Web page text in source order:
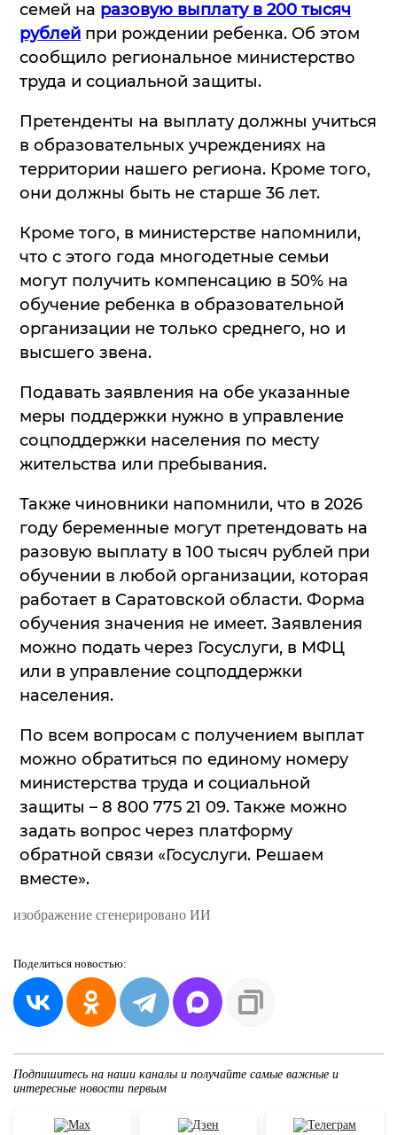
семей на разовую выплату в 200 тысяч
рублей при рождении ребенка. Об этом
сообщило региональное министерство
труда и социальной защиты.
Претенденты на выплату должны учиться
в образовательных учреждениях на
территории нашего региона. Кроме того,
они должны быть не старше 36 лет.
Кроме того, в министерстве напомнили,
что с этого года многодетные семьи
могут получить компенсацию в 50% на
обучение ребенка в образовательной
организации не только среднего, но и
высшего звена.
Подавать заявления на обе указанные
меры поддержки нужно в управление
соцподдержки населения по месту
жительства или пребывания.
Также чиновники напомнили, что в 2026
году беременные могут претендовать на
разовую выплату в 100 тысяч рублей при
обучении в любой организации, которая
работает в Саратовской области. Форма
обучения значения не имеет. Заявления
можно подать через Госуслуги, в МФЦ
или в управление соцподдержки
населения.
По всем вопросам с получением выплат
можно обратиться по единому номеру
министерства труда и социальной
защиты – 8 800 775 21 09. Также можно
задать вопрос через платформу
обратной связи «Госуслуги. Решаем
вместе».
изображение сгенерировано ИИ
Поделиться новостью:
Подпишитесь на наши каналы и получайте самые важные и
интересные новости первым